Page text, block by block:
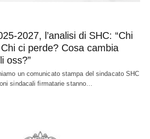
2027, l’analisi di SHC: “Chi
ci perde? Cosa cambia
oss?”
un comunicato stampa del sindacato SHC
sindacali firmatarie stanno…